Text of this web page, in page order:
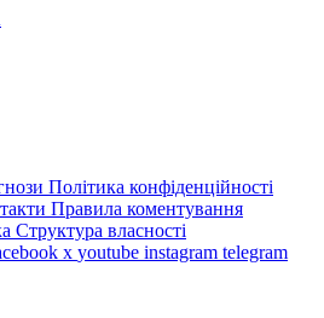
Політика конфіденційності
Правила коментування
Структура власності
x youtube instagram telegram